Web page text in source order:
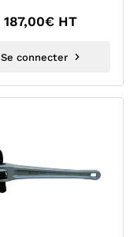
187,00€ HT
Se connecter